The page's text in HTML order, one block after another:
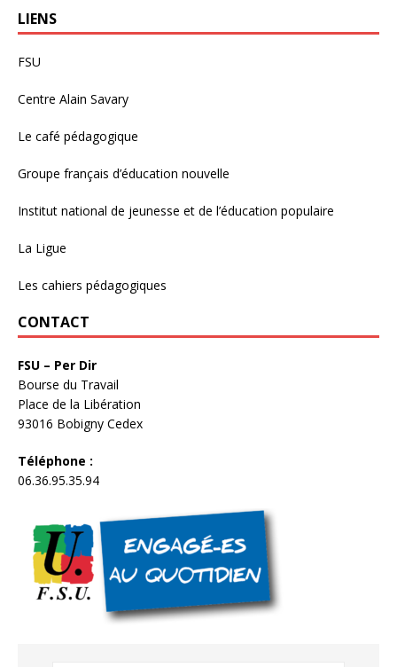
LIENS
FSU
Centre Alain Savary
Le café pédagogique
Groupe français d’éducation nouvelle
Institut national de jeunesse et de l’éducation populaire
La Ligue
Les cahiers pédagogiques
CONTACT
FSU – Per Dir
Bourse du Travail
Place de la Libération
93016 Bobigny Cedex
Téléphone :
06.36.95.35.94